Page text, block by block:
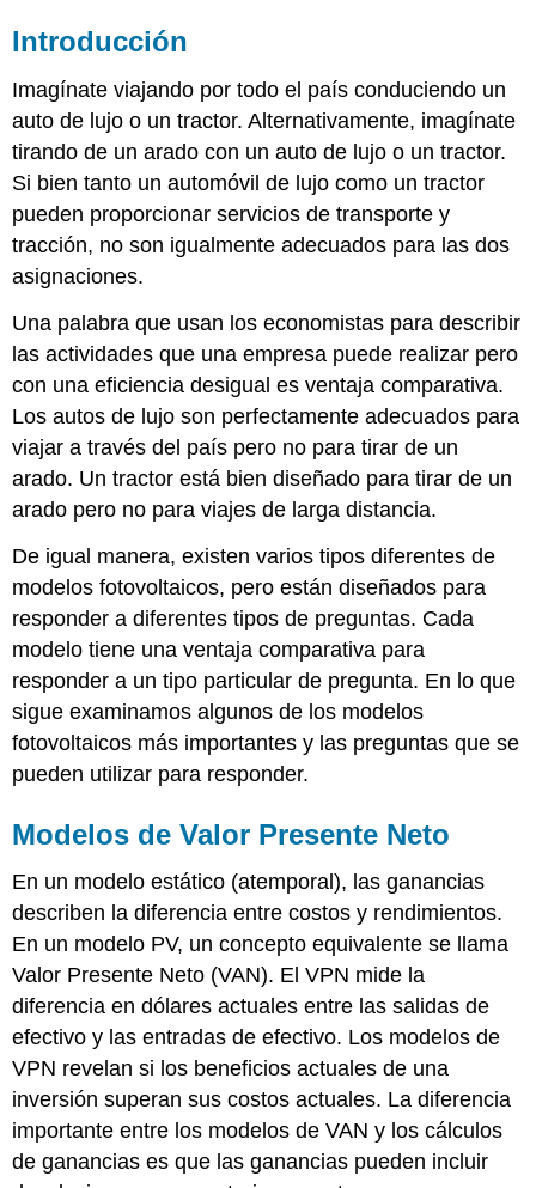
Introducción
Imagínate viajando por todo el país conduciendo un
auto de lujo o un tractor. Alternativamente, imagínate
tirando de un arado con un auto de lujo o un tractor.
Si bien tanto un automóvil de lujo como un tractor
pueden proporcionar servicios de transporte y
tracción, no son igualmente adecuados para las dos
asignaciones.
Una palabra que usan los economistas para describir
las actividades que una empresa puede realizar pero
con una eficiencia desigual es ventaja comparativa.
Los autos de lujo son perfectamente adecuados para
viajar a través del país pero no para tirar de un
arado. Un tractor está bien diseñado para tirar de un
arado pero no para viajes de larga distancia.
De igual manera, existen varios tipos diferentes de
modelos fotovoltaicos, pero están diseñados para
responder a diferentes tipos de preguntas. Cada
modelo tiene una ventaja comparativa para
responder a un tipo particular de pregunta. En lo que
sigue examinamos algunos de los modelos
fotovoltaicos más importantes y las preguntas que se
pueden utilizar para responder.
Modelos de Valor Presente Neto
En un modelo estático (atemporal), las ganancias
describen la diferencia entre costos y rendimientos.
En un modelo PV, un concepto equivalente se llama
Valor Presente Neto (VAN). El VPN mide la
diferencia en dólares actuales entre las salidas de
efectivo y las entradas de efectivo. Los modelos de
VPN revelan si los beneficios actuales de una
inversión superan sus costos actuales. La diferencia
importante entre los modelos de VAN y los cálculos
de ganancias es que las ganancias pueden incluir